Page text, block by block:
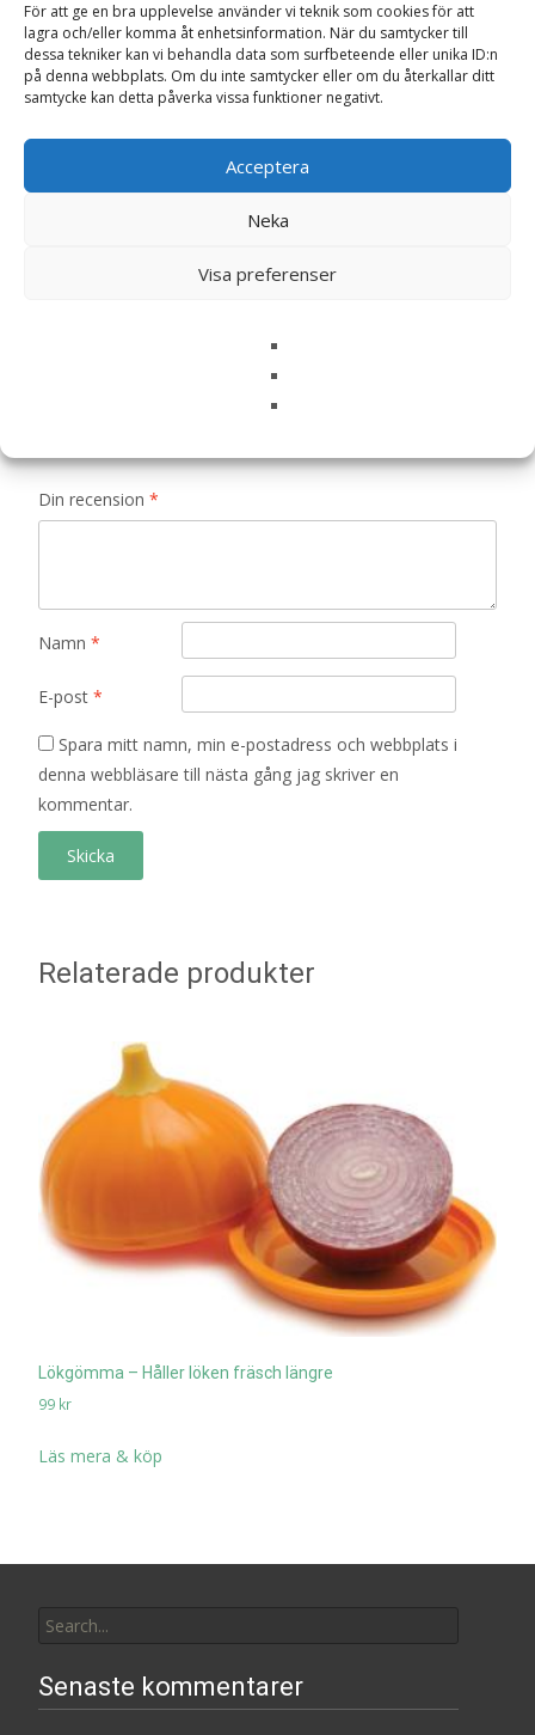
För att ge en bra upplevelse använder vi teknik som cookies för att
lagra och/eller komma åt enhetsinformation. När du samtycker till
dessa tekniker kan vi behandla data som surfbeteende eller unika ID:n
på denna webbplats. Om du inte samtycker eller om du återkallar ditt
samtycke kan detta påverka vissa funktioner negativt.
Acceptera
Neka
Visa preferenser
Recensioner (0)
Det finns inga recensioner än.
Bli först med att recensera ”Tavla “Best
Din recension *
Namn *
E-post *
Spara mitt namn, min e-postadress och webbplats i
denna webbläsare till nästa gång jag skriver en
kommentar.
Relaterade produkter
Lökgömma – Håller löken fräsch längre
99 kr
Läs mera & köp
for:
Senaste kommentarer